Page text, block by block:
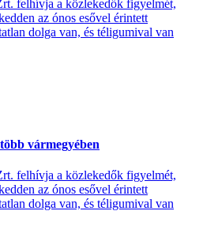
felhívja a közlekedők figyelmét,
az ónos esővel érintett
dolga van, és téligumival van
vármegyében
felhívja a közlekedők figyelmét,
az ónos esővel érintett
dolga van, és téligumival van